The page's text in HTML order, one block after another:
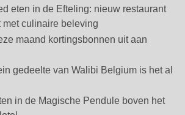
eten in de Efteling: nieuw restaurant
met culinaire beleving
maand kortingsbonnen uit aan
gedeelte van Walibi Belgium is het al
in de Magische Pendule boven het